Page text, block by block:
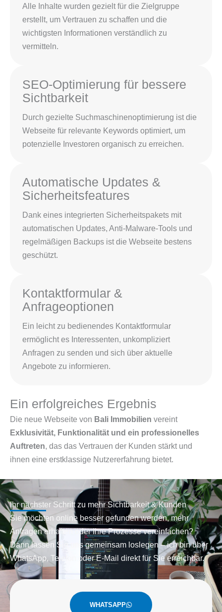
Alle Inhalte wurden gezielt für die Zielgruppe
erstellt, um Vertrauen zu schaffen und die
wichtigsten Informationen verständlich zu
vermitteln.
SEO-Optimierung für bessere
Sichtbarkeit
Durch gezielte Suchmaschinenoptimierung ist die
Webseite für relevante Keywords optimiert, um
potenzielle Investoren organisch zu erreichen.
Automatische Updates &
Sicherheitsfeatures
Dank eines integrierten Sicherheitspakets mit
automatischen Updates, Anti-Malware-Tools und
regelmäßigen Backups ist die Webseite bestens
geschützt.
Kontaktformular &
Anfrageoptionen
Ein leicht zu bedienendes Kontaktformular
ermöglicht es Interessenten, unkompliziert
Anfragen zu senden und sich über aktuelle
Angebote zu informieren.
Ein erfolgreiches Ergebnis
Die neue Webseite von Bali Immobilien vereint
Exklusivität, Funktionalität und ein professionelles
Auftreten, das das Vertrauen der Kunden stärkt und
ihnen eine erstklassige Nutzererfahrung bietet.
Ihr nächster Schritt zu mehr Sichtbarkeit & Kunden
Sie möchten online besser gefunden werden, mehr
Anfragen erhalten oder Ihre Prozesse vereinfachen?
Dann lassen Sie uns gemeinsam loslegen – ich bin über
WhatsApp, Telefon oder E-Mail direkt für Sie erreichbar.
WHATSAPP